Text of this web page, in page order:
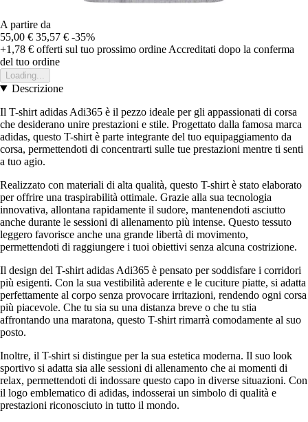
A partire da
55,00 € 35,57 € -35%
+1,78 € offerti sul tuo prossimo ordine Accreditati dopo la conferma
del tuo ordine
Loading...
Descrizione
Il T-shirt adidas Adi365 è il pezzo ideale per gli appassionati di corsa
che desiderano unire prestazioni e stile. Progettato dalla famosa marca
adidas, questo T-shirt è parte integrante del tuo equipaggiamento da
corsa, permettendoti di concentrarti sulle tue prestazioni mentre ti senti
a tuo agio.
Realizzato con materiali di alta qualità, questo T-shirt è stato elaborato
per offrire una traspirabilità ottimale. Grazie alla sua tecnologia
innovativa, allontana rapidamente il sudore, mantenendoti asciutto
anche durante le sessioni di allenamento più intense. Questo tessuto
leggero favorisce anche una grande libertà di movimento,
permettendoti di raggiungere i tuoi obiettivi senza alcuna costrizione.
Il design del T-shirt adidas Adi365 è pensato per soddisfare i corridori
più esigenti. Con la sua vestibilità aderente e le cuciture piatte, si adatta
perfettamente al corpo senza provocare irritazioni, rendendo ogni corsa
più piacevole. Che tu sia su una distanza breve o che tu stia
affrontando una maratona, questo T-shirt rimarrà comodamente al suo
posto.
Inoltre, il T-shirt si distingue per la sua estetica moderna. Il suo look
sportivo si adatta sia alle sessioni di allenamento che ai momenti di
relax, permettendoti di indossare questo capo in diverse situazioni. Con
il logo emblematico di adidas, indosserai un simbolo di qualità e
prestazioni riconosciuto in tutto il mondo.